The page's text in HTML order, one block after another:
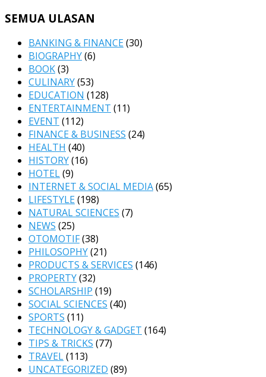
SEMUA ULASAN
BANKING & FINANCE(30)
BIOGRAPHY(6)
BOOK(3)
CULINARY(53)
EDUCATION (128)
ENTERTAINMENT (11)
EVENT (112)
FINANCE & BUSINESS (24)
HEALTH (40)
HISTORY(16)
HOTEL(9)
INTERNET & SOCIAL MEDIA(65)
LIFESTYLE(198)
NATURAL SCIENCES (7)
NEWS (25)
OTOMOTIF(38)
PHILOSOPHY(21)
PRODUCTS & SERVICES (146)
PROPERTY(32)
SCHOLARSHIP (19)
SOCIAL SCIENCES (40)
SPORTS (11)
TECHNOLOGY & GADGET (164)
TIPS & TRICKS (77)
TRAVEL(113)
UNCATEGORIZED (89)